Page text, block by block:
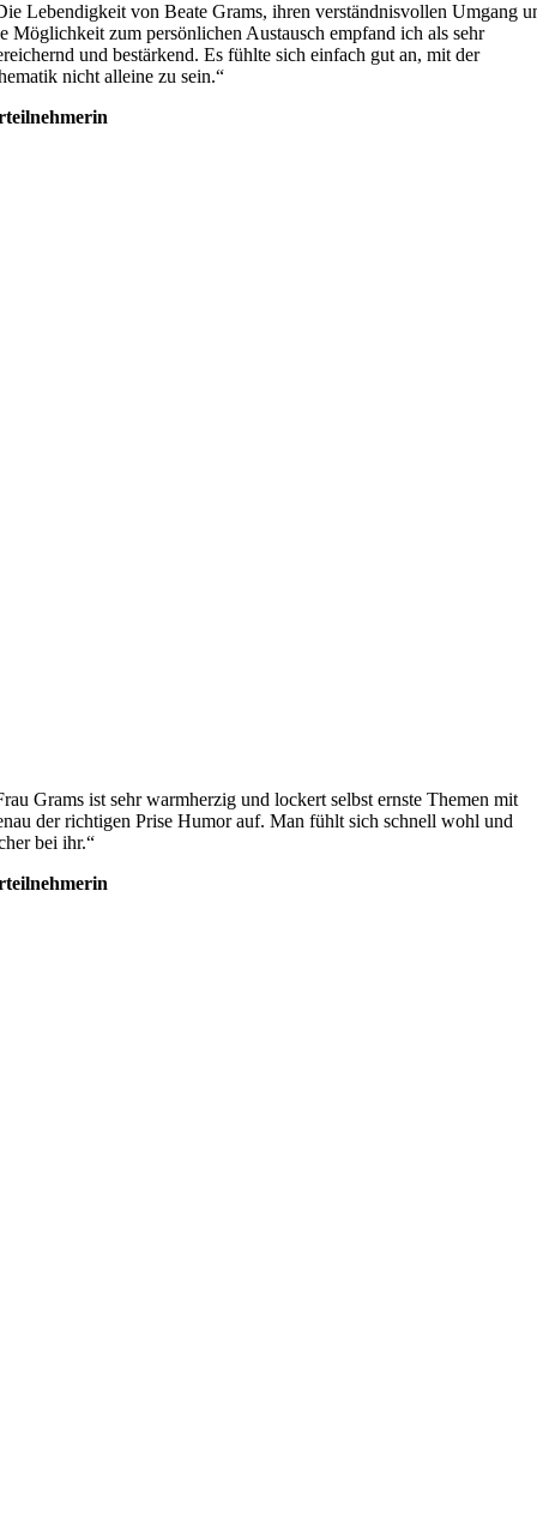
Lebendigkeit von Beate Grams, ihren verständnisvollen Umgang
Möglichkeit zum persönlichen Austausch empfand ich als sehr
und bestärkend. Es fühlte sich einfach gut an, mit der
nicht alleine zu sein.“
Grams ist sehr warmherzig und lockert selbst ernste Themen mit
der richtigen Prise Humor auf. Man fühlt sich schnell wohl und
bei ihr.“